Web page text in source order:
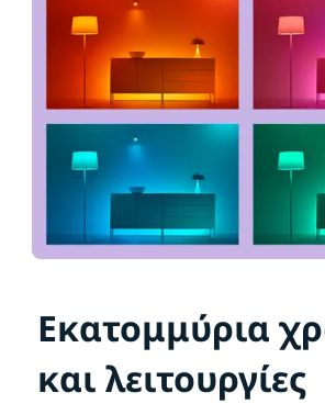
Εκατομμύρια
και λειτουργίες